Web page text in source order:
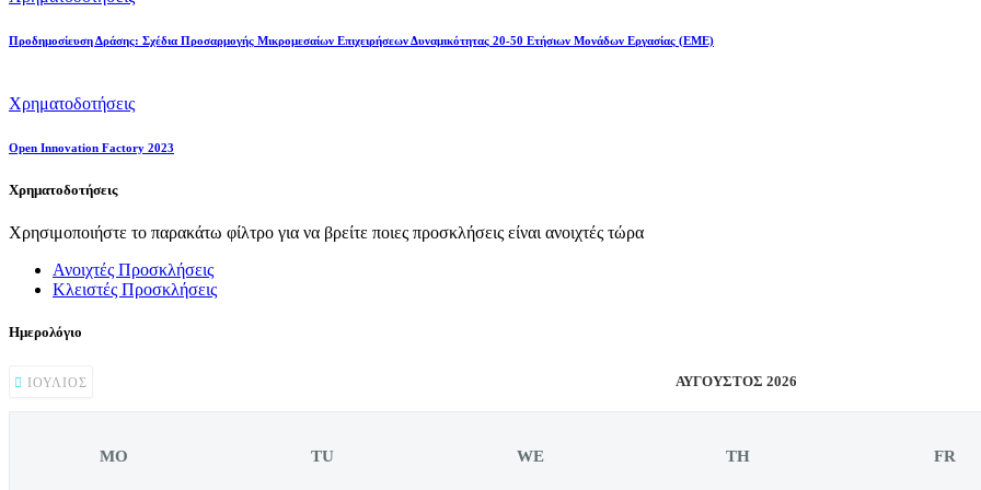
Προδημοσίευση Δράσης: Σχέδια Προσαρμογής Μικρομεσαίων Επιχειρήσεων Δυναμικότητας 20-50 Ετήσιων Μονάδων Εργασίας (EME)
Χρηματοδοτήσεις
Open Innovation Factory 2023
Χρηματοδοτήσεις
Χρησιμοποιήστε το παρακάτω φίλτρο για να βρείτε ποιες προσκλήσεις είναι ανοιχτές τώρα
Ανοιχτές Προσκλήσεις
Κλειστές Προσκλήσεις
Ημερολόγιο
ΙΟΎΛΙΟΣ ΑΎΓΟΥΣΤΟΣ 2026
MO TU WE TH FR